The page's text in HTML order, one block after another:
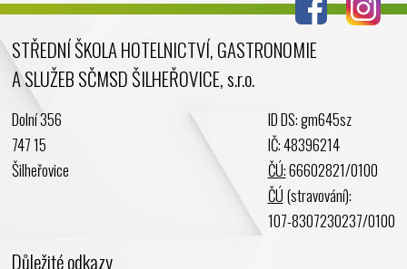
STŘEDNÍ ŠKOLA HOTELNICTVÍ, GASTRONOMIE
A SLUŽEB SČMSD ŠILHEŘOVICE, s.r.o.
Dolní 356
747 15
Šilheřovice
ID DS: gm645sz
IČ: 48396214
ČÚ:66602821/0100
ČÚ (stravování):
107-8307230237/0100
Důležité odkazy